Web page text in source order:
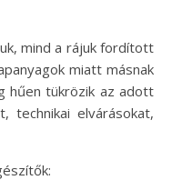
mind a rájuk fordított
miatt másnak
hűen tükrözik az adott
technikai elvárásokat,